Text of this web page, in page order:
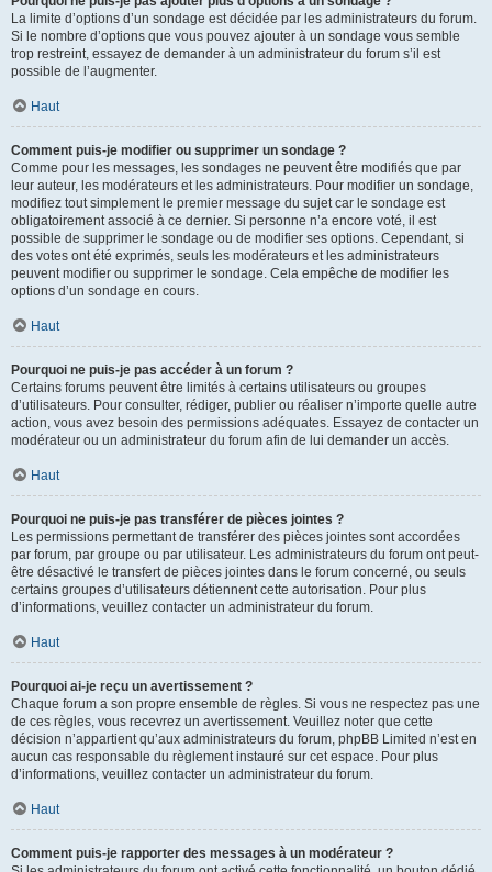
La limite d’options d’un sondage est décidée par les administrateurs du forum.
Si le nombre d’options que vous pouvez ajouter à un sondage vous semble
trop restreint, essayez de demander à un administrateur du forum s’il est
possible de l’augmenter.
Haut
Comment puis-je modifier ou supprimer un sondage ?
Comme pour les messages, les sondages ne peuvent être modifiés que par
leur auteur, les modérateurs et les administrateurs. Pour modifier un sondage,
modifiez tout simplement le premier message du sujet car le sondage est
obligatoirement associé à ce dernier. Si personne n’a encore voté, il est
possible de supprimer le sondage ou de modifier ses options. Cependant, si
des votes ont été exprimés, seuls les modérateurs et les administrateurs
peuvent modifier ou supprimer le sondage. Cela empêche de modifier les
options d’un sondage en cours.
Haut
Pourquoi ne puis-je pas accéder à un forum ?
Certains forums peuvent être limités à certains utilisateurs ou groupes
d’utilisateurs. Pour consulter, rédiger, publier ou réaliser n’importe quelle autre
action, vous avez besoin des permissions adéquates. Essayez de contacter un
modérateur ou un administrateur du forum afin de lui demander un accès.
Haut
Pourquoi ne puis-je pas transférer de pièces jointes ?
Les permissions permettant de transférer des pièces jointes sont accordées
par forum, par groupe ou par utilisateur. Les administrateurs du forum ont peut-
être désactivé le transfert de pièces jointes dans le forum concerné, ou seuls
certains groupes d’utilisateurs détiennent cette autorisation. Pour plus
d’informations, veuillez contacter un administrateur du forum.
Haut
Pourquoi ai-je reçu un avertissement ?
Chaque forum a son propre ensemble de règles. Si vous ne respectez pas une
de ces règles, vous recevrez un avertissement. Veuillez noter que cette
décision n’appartient qu’aux administrateurs du forum, phpBB Limited n’est en
aucun cas responsable du règlement instauré sur cet espace. Pour plus
d’informations, veuillez contacter un administrateur du forum.
Haut
Comment puis-je rapporter des messages à un modérateur ?